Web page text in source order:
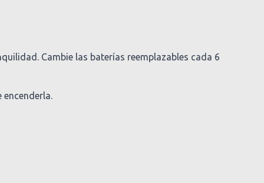
Cambie las baterías reemplazables cada 6
encenderla.